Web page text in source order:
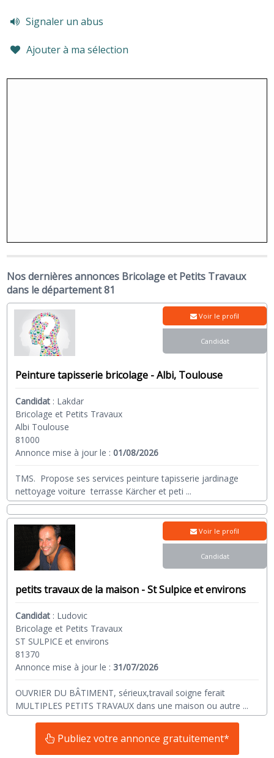
Signaler un abus
Ajouter à ma sélection
Nos dernières annonces Bricolage et Petits Travaux
dans le département 81
Peinture tapisserie bricolage - Albi, Toulouse
Candidat : Lakdar
Bricolage et Petits Travaux
Albi Toulouse
81000
Annonce mise à jour le :01/08/2026
TMS. Propose ses services peinture tapisserie jardinage
nettoyage voiture terrasse Kärcher et peti ...
Voir le profil
Candidat
petits travaux de la maison - St Sulpice et environs
Candidat : Ludovic
Bricolage et Petits Travaux
ST SULPICE et environs
81370
Annonce mise à jour le :31/07/2026
OUVRIER DU BÂTIMENT, sérieux,travail soigne ferait
MULTIPLES PETITS TRAVAUX dans une maison ou autre ...
Voir le profil
Candidat
Publiez votre annonce gratuitement*